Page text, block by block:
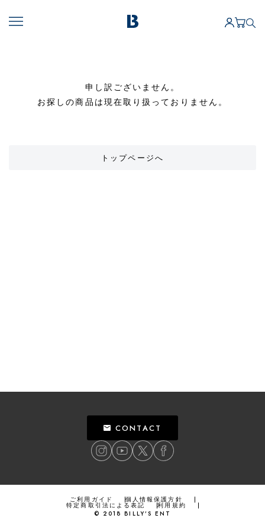
申し訳ございません。
お探しの商品は現在取り扱っておりません。
トップページへ
CONTACT
ご利用ガイド 個人情報保護方針
特定商取引法による表記
利用規約
© 2018 BILLY’S ENT